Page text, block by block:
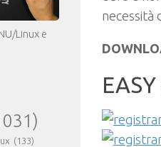
necessità
Linux e
(133)